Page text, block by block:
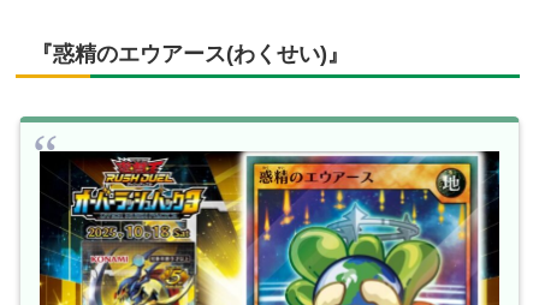
『惑精のエウアース(わくせい)』